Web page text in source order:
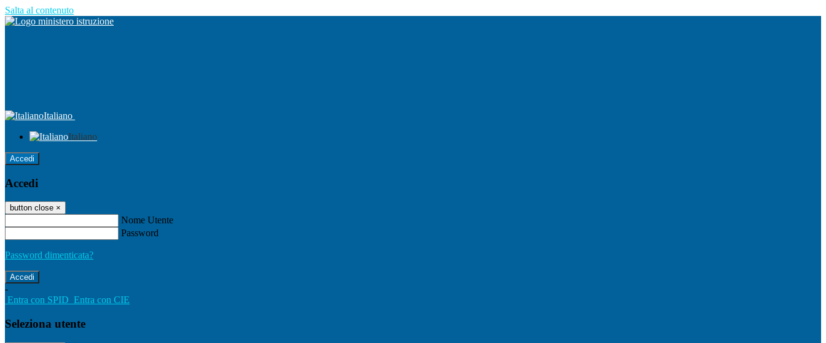
Salta al contenuto
Italiano
Italiano
Accedi
Accedi
button close ×
Nome Utente
Password
Password dimenticata?
-
Entra con SPID Entra con CIE
Seleziona utente